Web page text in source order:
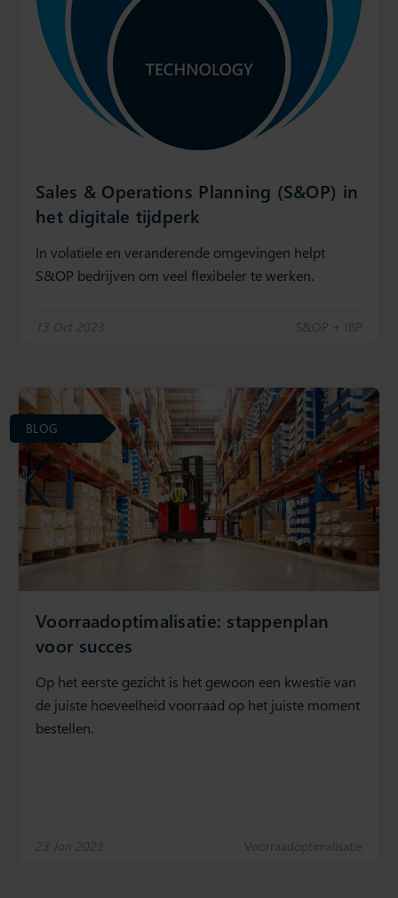
Sales & Operations Planning (S&OP) in
het digitale tijdperk
In volatiele en veranderende omgevingen helpt
S&OP bedrijven om veel flexibeler te werken.
13 Oct 2023 S&OP + IBP
Voorraadoptimalisatie: stappenplan
voor succes
Op het eerste gezicht is het gewoon een kwestie van
de juiste hoeveelheid voorraad op het juiste moment
bestellen.
23 Jan 2023 Voorraadoptimalisatie
BLOG